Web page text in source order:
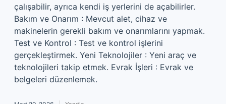
çalışabilir, ayrıca kendi iş yerlerini de açabilirler.
Bakım ve Onarım : Mevcut alet, cihaz ve
makinelerin gerekli bakım ve onarımlarını yapmak.
Test ve Kontrol : Test ve kontrol işlerini
gerçekleştirmek. Yeni Teknolojiler : Yeni araç ve
teknolojileri takip etmek. Evrak İşleri : Evrak ve
belgeleri düzenlemek.